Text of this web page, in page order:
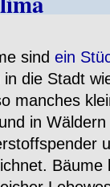
sind ein
in die Stadt
manches
in